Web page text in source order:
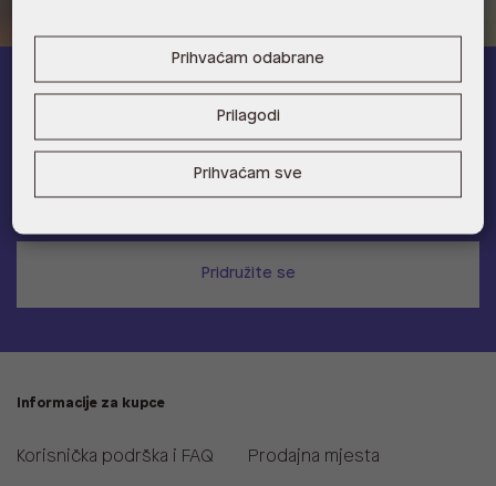
ALDO A-list
Učlani se u ALDO A-list program vjernostii ostvari 5% popusta
na novu kolekciju!
Provjerite naše pogodnosti
Pridružite se
Informacije za kupce
Korisnička podrška i FAQ Prodajna mjesta
Prihvaćam odabrane
Prilagodi
Prihvaćam sve